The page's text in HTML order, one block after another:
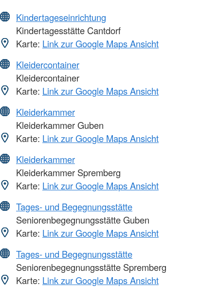
Kindertageseinrichtung
Kindertagesstätte Cantdorf
Karte: Link zur Google Maps Ansicht
Kleidercontainer
Kleidercontainer
Karte: Link zur Google Maps Ansicht
Kleiderkammer
Kleiderkammer Guben
Karte: Link zur Google Maps Ansicht
Kleiderkammer
Kleiderkammer Spremberg
Karte: Link zur Google Maps Ansicht
Tages- und Begegnungsstätte
Seniorenbegegnungsstätte Guben
Karte: Link zur Google Maps Ansicht
Tages- und Begegnungsstätte
Seniorenbegegnungsstätte Spremberg
Karte: Link zur Google Maps Ansicht